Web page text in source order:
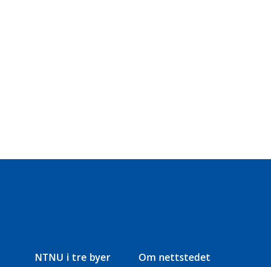
NTNU i tre byer Om nettstedet